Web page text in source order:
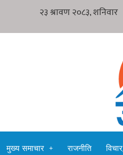
मुख्य समाचार राजनीति